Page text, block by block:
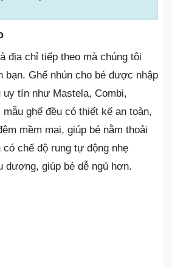
địa chỉ tiếp theo mà chúng tôi
bạn. Ghế nhún cho bé được nhập
tín như Mastela, Combi,
ghế đều có thiết kế an toàn,
mềm mại, giúp bé nằm thoải
có chế độ rung tự động nhẹ
dương, giúp bé dễ ngủ hơn.